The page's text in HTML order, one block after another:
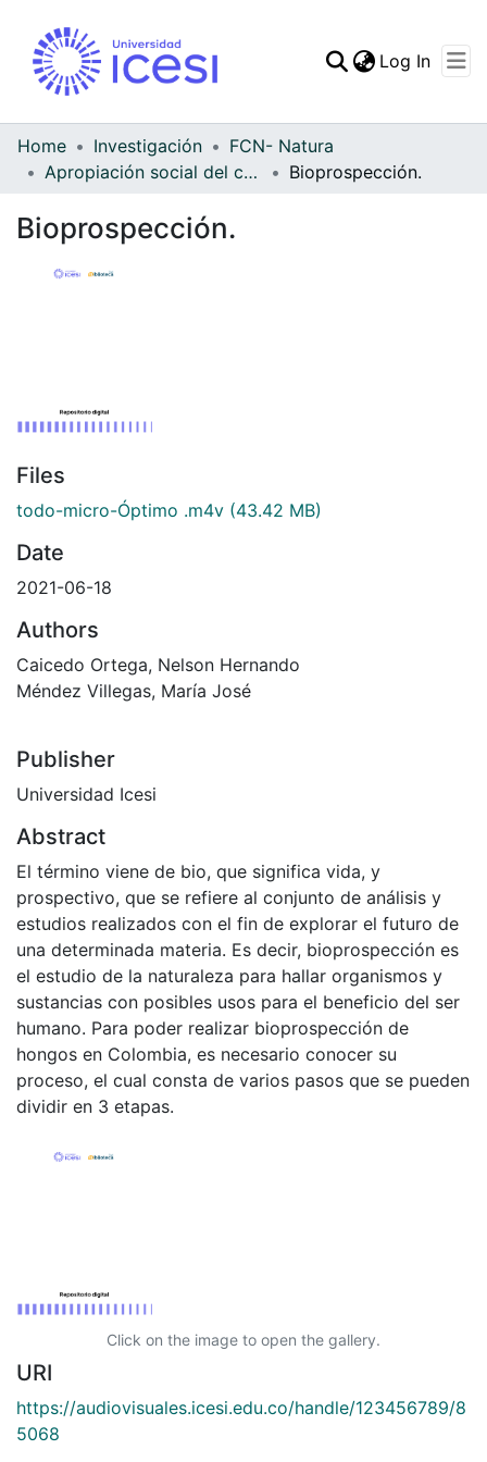
All of DSpace
Statistics
Log In
Home Investigación
FCN- Natura
Apropiación social del conocimiento - NAT
Bioprospección.
Bioprospección.
Files
todo-micro-Óptimo .m4v (43.42 MB)
Date
2021-06-18
Authors
Caicedo Ortega, Nelson Hernando
Méndez Villegas, María José
Publisher
Universidad Icesi
Abstract
El término viene de bio, que significa vida, y
prospectivo, que se refiere al conjunto de análisis y
estudios realizados con el fin de explorar el futuro de
una determinada materia. Es decir, bioprospección es
el estudio de la naturaleza para hallar organismos y
sustancias con posibles usos para el beneficio del ser
humano. Para poder realizar bioprospección de
hongos en Colombia, es necesario conocer su
proceso, el cual consta de varios pasos que se pueden
dividir en 3 etapas.
Click on the image to open the gallery.
URI
https://audiovisuales.icesi.edu.co/handle/123456789/8
5068